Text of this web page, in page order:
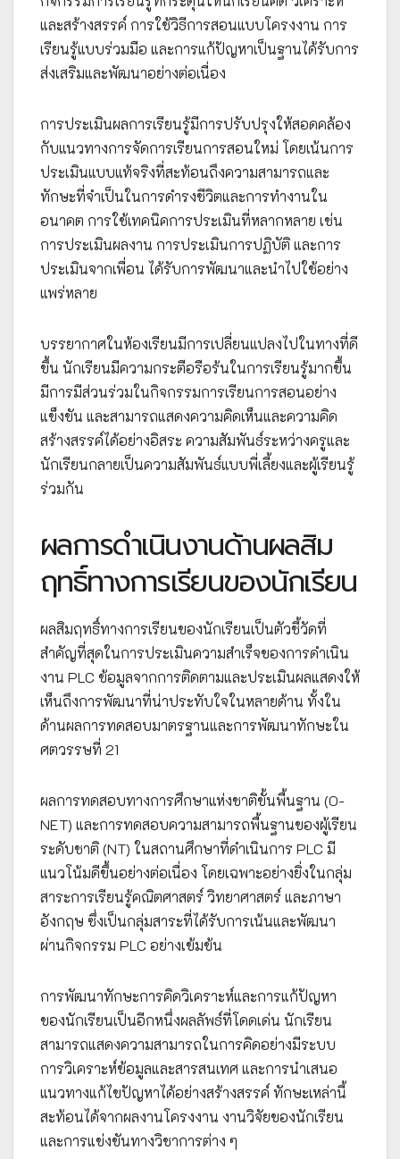
และสร้างสรรค์ การใช้วิธีการสอนแบบโครงงาน การ
เรียนรู้แบบร่วมมือ และการแก้ปัญหาเป็นฐานได้รับการ
ส่งเสริมและพัฒนาอย่างต่อเนื่อง
การประเมินผลการเรียนรู้มีการปรับปรุงให้สอดคล้อง
กับแนวทางการจัดการเรียนการสอนใหม่ โดยเน้นการ
ประเมินแบบแท้จริงที่สะท้อนถึงความสามารถและ
ทักษะที่จำเป็นในการดำรงชีวิตและการทำงานใน
อนาคต การใช้เทคนิคการประเมินที่หลากหลาย เช่น
การประเมินผลงาน การประเมินการปฏิบัติ และการ
ประเมินจากเพื่อน ได้รับการพัฒนาและนำไปใช้อย่าง
แพร่หลาย
บรรยากาศในห้องเรียนมีการเปลี่ยนแปลงไปในทางที่ดี
ขึ้น นักเรียนมีความกระตือรือร้นในการเรียนรู้มากขึ้น
มีการมีส่วนร่วมในกิจกรรมการเรียนการสอนอย่าง
แข็งขัน และสามารถแสดงความคิดเห็นและความคิด
สร้างสรรค์ได้อย่างอิสระ ความสัมพันธ์ระหว่างครูและ
นักเรียนกลายเป็นความสัมพันธ์แบบพี่เลี้ยงและผู้เรียนรู้
ร่วมกัน
ผลการดำเนินงานด้านผลสิม
ฤทธิ์ทางการเรียนของนักเรียน
ผลสิมฤทธิ์ทางการเรียนของนักเรียนเป็นตัวชี้วัดที่
สำคัญที่สุดในการประเมินความสำเร็จของการดำเนิน
งาน PLC ข้อมูลจากการติดตามและประเมินผลแสดงให้
เห็นถึงการพัฒนาที่น่าประทับใจในหลายด้าน ทั้งใน
ด้านผลการทดสอบมาตรฐานและการพัฒนาทักษะใน
ศตวรรษที่ 21
ผลการทดสอบทางการศึกษาแห่งชาติขั้นพื้นฐาน (O-
NET) และการทดสอบความสามารถพื้นฐานของผู้เรียน
ระดับชาติ (NT) ในสถานศึกษาที่ดำเนินการ PLC มี
แนวโน้มดีขึ้นอย่างต่อเนื่อง โดยเฉพาะอย่างยิ่งในกลุ่ม
สาระการเรียนรู้คณิตศาสตร์ วิทยาศาสตร์ และภาษา
อังกฤษ ซึ่งเป็นกลุ่มสาระที่ได้รับการเน้นและพัฒนา
ผ่านกิจกรรม PLC อย่างเข้มข้น
การพัฒนาทักษะการคิดวิเคราะห์และการแก้ปัญหา
ของนักเรียนเป็นอีกหนึ่งผลลัพธ์ที่โดดเด่น นักเรียน
สามารถแสดงความสามารถในการคิดอย่างมีระบบ
การวิเคราะห์ข้อมูลและสารสนเทศ และการนำเสนอ
แนวทางแก้ไขปัญหาได้อย่างสร้างสรรค์ ทักษะเหล่านี้
สะท้อนได้จากผลงานโครงงาน งานวิจัยของนักเรียน
และการแข่งขันทางวิชาการต่าง ๆ